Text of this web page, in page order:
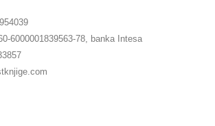
6000001839563-78, banka Intesa